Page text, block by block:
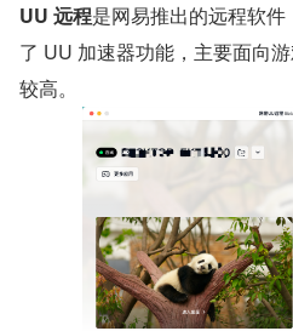
UU 远程是网易推出的远程软
了 UU 加速器功能，主要面向
较高。